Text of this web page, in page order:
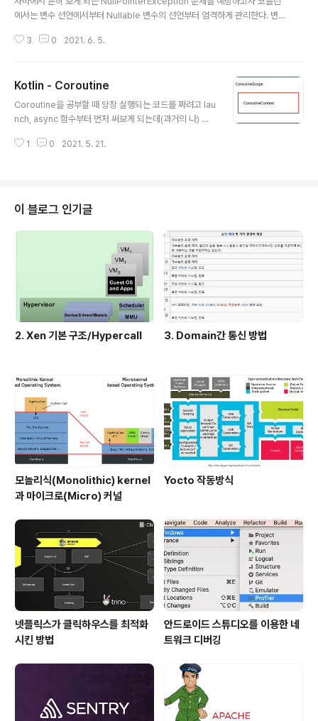
에서는 변수 선언에서부터 Nullable 변수의 선언부터 엄격하게 관리한다. 변수
변수를 호출하는 코드에서 Nullsafe 지시자를 표시해야하며 그렇지 않으면 컴
fe 접근만 허용된다 var name2: String = "abcd" name2 = null // name
2가 nullable하지 않으므로 이 코드는 컴파일 오류가 발생한다 그런데 ..
3 0 2021. 6. 5.
Kotlin - Coroutine
Coroutine을 공부할 때 당장 실행되는 코드를 짜려고 lau
nch, async 함수부터 먼저 써보게 되는데(과거의 나) 이
부하고 유틸리티 함수를 사용하면 훨씬 이해하기가 쉽다.
oroutineScope CoroutineScope은 Coroutine이
활동할 수 있는 범위를 말한다. 예를 들어 Coroutine이 Vi
ewModel의 생성주기 내에서만 동작하게 할 수 있고 Act
ivity Lifecyle 생명주기를 따라서 동작하게 할 수 있..
1 0 2021. 5. 21.
이 블로그 인기글
2. Xen 기본 구조/Hypercall 3. Domain간 통신 방법
모놀리식(Monolithic) kernel
과 마이크로(Micro) 커널
Yocto 작동방식
넷플릭스가 클릭하우스를 최적화
시킨 방법
안드로이드 스튜디오를 이용한 네
트워크 디버깅